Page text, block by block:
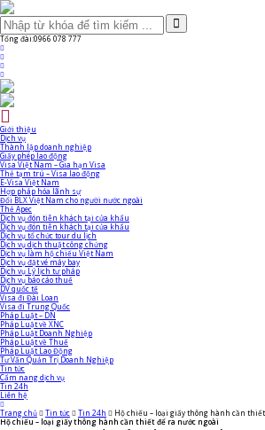
Tổng đài:0966 078 777
Giới thiệu
Dịch vụ
Thành lập doanh nghiệp
Giấy phép lao động
Visa Việt Nam – Gia hạn Visa
Thẻ tạm trú – Visa lao động
E-Visa Việt Nam
Hợp pháp hóa lãnh sự
Đổi BLX Việt Nam cho người nước ngoài
Thẻ Apec
Dịch vụ đón tiễn khách tại cửa khẩu
Dịch vụ đón tiễn khách tại cửa khẩu
Dịch vụ tổ chức tour du lịch
Dịch vụ dịch thuật công chứng
Dịch vụ làm hộ chiếu Việt Nam
Dịch vụ đặt vé máy bay
Dịch vụ Lý lịch tư pháp
Dịch vụ báo cáo thuế
DV quốc tế
Visa đi Đài Loan
Visa đi Trung Quốc
Pháp Luật – DN
Pháp Luật về XNC
Pháp Luật Doanh Nghiệp
Pháp Luật về Thuế
Pháp Luật Lao Động
Tư Vấn Quản Trị Doanh Nghiệp
Tin tức
Cẩm nang dịch vụ
Tin 24h
Liên hệ
Trang chủ
Tin tức Tin 24h
Hộ chiếu – loại giấy thông hành cần
Hộ chiếu – loại giấy thông hành cần thiết để ra nước ngoài